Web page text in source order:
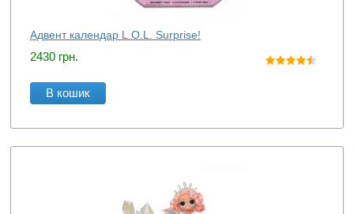
Адвент календар L.O.L. Surprise!
2430 грн.
В кошик